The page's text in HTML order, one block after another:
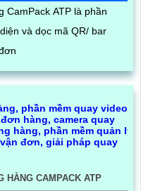
CamPack ATP là phần
và dọc mã QR/ bar
HÀNG CAMPACK ATP